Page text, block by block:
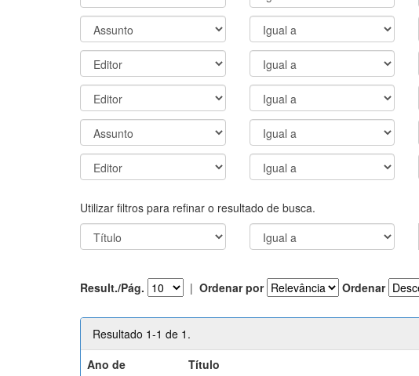
Utilizar filtros para refinar o resultado de busca.
Result./Pág. | Ordenar por Ordenar
Resultado 1-1 de 1.
Ano de
Título